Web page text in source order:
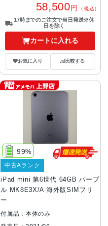
58,500円 （税込）
17時までのご注文で当日発送※休
日を除く
カートに入れる
お気に入り 比較する
iPad mini 第6世代 64GB パープ
ル MK8E3X/A 海外版SIMフリ
ー
99%
中古Aランク
付属品：本体のみ